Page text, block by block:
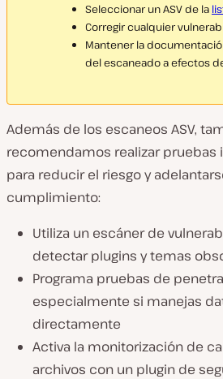
Seleccionar un ASV de la
Corregir cualquier
Mantener la
del escaneado a efectos
Además de los escaneos ASV,
recomendamos realizar pruebas
para reducir el riesgo y
cumplimiento:
Utiliza un escáner de
detectar plugins y temas
Programa pruebas de
especialmente si manejas
directamente
Activa la monitorización de
archivos con un plugin de